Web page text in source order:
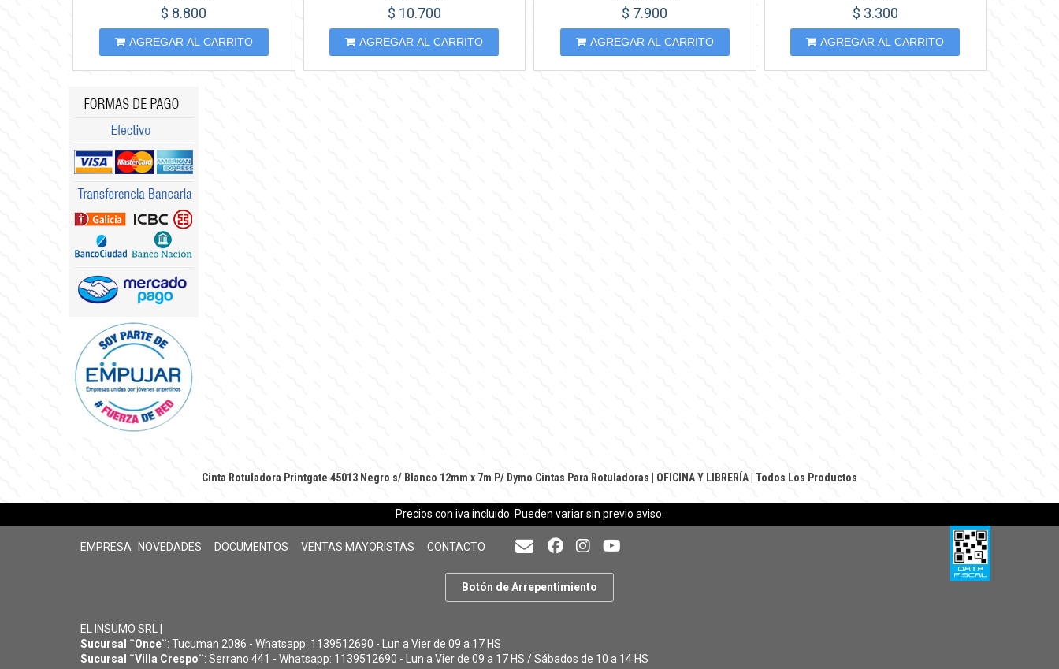
$ 8.800
AGREGAR AL CARRITO
$ 10.700
AGREGAR AL CARRITO
$ 7.900
AGREGAR AL CARRITO
$ 3.300
AGREGAR AL CARRITO
Cinta Rotuladora Printgate 45013 Negro s/ Blanco 12mm x 7m P/ Dymo Cintas Para Rotuladoras OFICINA Y LIBRERÍA Todos Los Productos
Precios con iva incluido. Pueden variar sin previo aviso.
EMPRESA NOVEDADES DOCUMENTOS VENTAS MAYORISTAS CONTACTO
Botón de Arrepentimiento
EL INSUMO SRL |
Sucursal ¨Once¨: Tucuman 2086 - Whatsapp: 1139512690 - Lun a Vier de 09 a 17 HS
Sucursal ¨Villa Crespo¨: Serrano 441 - Whatsapp: 1139512690 - Lun a Vier de 09 a 17 HS / Sábados de 10 a 14 HS